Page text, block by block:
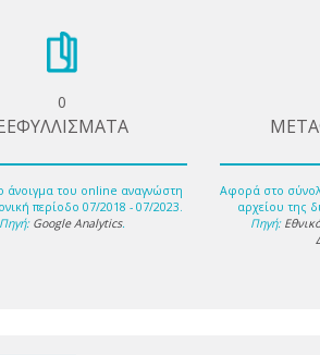
0
άνοιγμα του online αναγνώστη
περίοδο 07/2018 - 07/2023.
Πηγή: Google Analytics.
Αφορά στο
αρχείου της
Πηγή: